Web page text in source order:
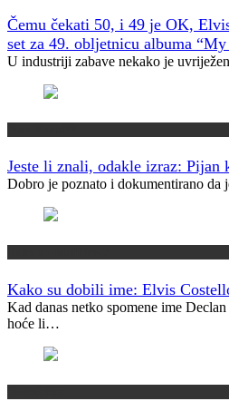
Čemu čekati 50, i 49 je OK,
set za 49. obljetnicu albuma
U industriji zabave nekako je
Jeste li znali, odakle izraz: Pijan
Dobro je poznato i dokumentirano
Kako su dobili ime: Elvis
Kad danas netko spomene ime
hoće li…